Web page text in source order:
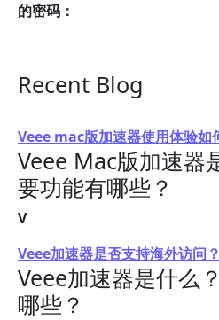
的密码：
Recent Blog
Veee mac版加速器使用体验如
Veee Mac版加速器
要功能有哪些？
V
Veee加速器是否支持海外访问？
Veee加速器是什么
哪些？